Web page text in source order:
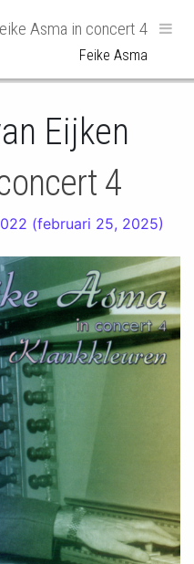
Asma in concert 4
Feike Asma
Eijken
4
(februari 25, 2025)